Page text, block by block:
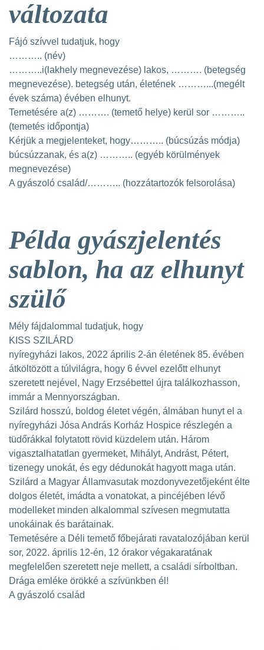
változata
Fájó szívvel tudatjuk, hogy
……….. (név)
………..i(lakhely megnevezése) lakos, ………. (betegség
megnevezése). betegség után, életének ………...(megélt
évek száma) évében elhunyt.
Temetésére a(z) ………. (temető helye) kerül sor ………..
(temetés időpontja)
Kérjük a megjelenteket, hogy……….. (búcsúzás módja)
búcsúzzanak, és a(z) ……….. (egyéb körülmények
megnevezése)
A gyászoló család/……….. (hozzátartozók felsorolása)
Példa gyászjelentés
sablon, ha az elhunyt
szülő
Mély fájdalommal tudatjuk, hogy
KISS SZILÁRD
nyíregyházi lakos, 2022 április 2-án életének 85. évében
átköltözött a túlvilágra, hogy 6 évvel ezelőtt elhunyt
szeretett nejével, Nagy Erzsébettel újra találkozhasson,
immár a Mennyországban.
Szilárd hosszú, boldog életet végén, álmában hunyt el a
nyíregyházi Jósa András Korház Hospice részlegén a
tüdőrákkal folytatott rövid küzdelem után. Három
vigasztalhatatlan gyermeket, Mihályt, Andrást, Pétert,
tizenegy unokát, és egy dédunokát hagyott maga után.
Szilárd a Magyar Államvasutak mozdonyvezetőjeként élte
dolgos életét, imádta a vonatokat, a pincéjében lévő
modelleket minden alkalommal szívesen megmutatta
unokáinak és barátainak.
Temetésére a Déli temető főbejárati ravatalozójában kerül
sor, 2022. április 12-én, 12 órakor végakaratának
megfelelően szeretett neje mellett, a családi sírboltban.
Drága emléke örökké a szívünkben él!
A gyászoló család